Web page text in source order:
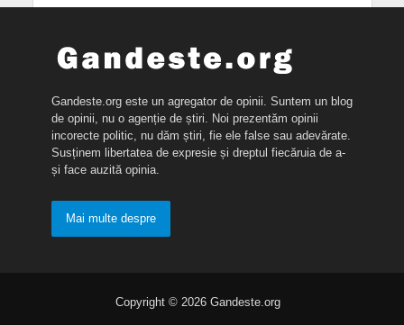
Gandeste.org este un agregator de opinii. Suntem un blog
de opinii, nu o agenție de știri. Noi prezentăm opinii
incorecte politic, nu dăm știri, fie ele false sau adevărate.
Susținem libertatea de expresie și dreptul fiecăruia de a-
și face auzită opinia.
Mai multe despre
Copyright © 2026 Gandeste.org